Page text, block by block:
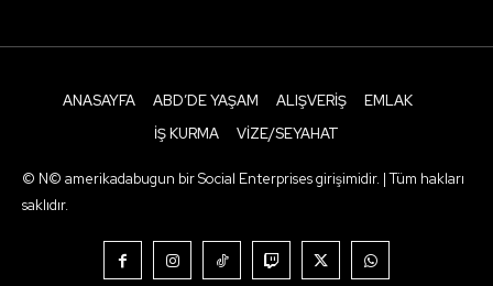
ANASAYFA ABD’DE YAŞAM ALIŞVERIŞ
EMLAK
İŞ KURMA
VIZE/SEYAHAT
© N© amerikadabugun bir Social Enterprises girişimidir. | Tüm hakları
saklıdır.